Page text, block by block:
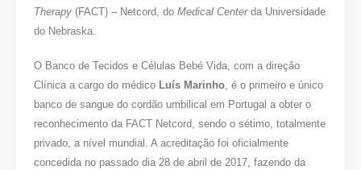
Therapy (FACT) – Netcord, doMedical Centerda Universidade
do Nebraska.
O Banco de Tecidos e Células Bebé Vida, com a direção
Clínica a cargo do médico Luís Marinho, é o primeiro e único
banco de sangue do cordão umbilical em Portugal a obter o
reconhecimento da FACT Netcord, sendo o sétimo, totalmente
privado, a nível mundial. A acreditação foi oficialmente
concedida no passado dia 28 de abril de 2017, fazendo da